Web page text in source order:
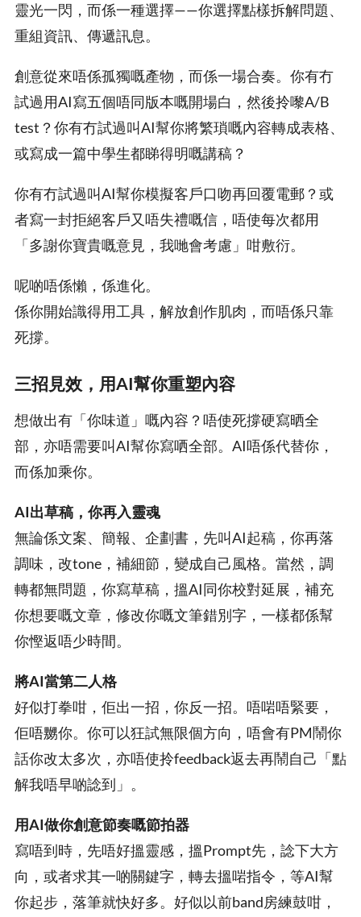
靈光一閃，而係一種選擇——你選擇點樣拆解問題、
重組資訊、傳遞訊息。
創意從來唔係孤獨嘅產物，而係一場合奏。你有冇
試過用AI寫五個唔同版本嘅開場白，然後拎嚟A/B
test？你有冇試過叫AI幫你將繁瑣嘅內容轉成表格、
或寫成一篇中學生都睇得明嘅講稿？
你有冇試過叫AI幫你模擬客戶口吻再回覆電郵？或
者寫一封拒絕客戶又唔失禮嘅信，唔使每次都用
「多謝你寶貴嘅意見，我哋會考慮」咁敷衍。
呢啲唔係懶，係進化。
係你開始識得用工具，解放創作肌肉，而唔係只靠
死撐。
三招見效，用AI幫你重塑內容
想做出有「你味道」嘅內容？唔使死撐硬寫晒全
部，亦唔需要叫AI幫你寫哂全部。AI唔係代替你，
而係加乘你。
AI出草稿，你再入靈魂
無論係文案、簡報、企劃書，先叫AI起稿，你再落
調味，改tone，補細節，變成自己風格。當然，調
轉都無問題，你寫草稿，搵AI同你校對延展，補充
你想要嘅文章，修改你嘅文筆錯別字，一樣都係幫
你慳返唔少時間。
將AI當第二人格
好似打拳咁，佢出一招，你反一招。唔啱唔緊要，
佢唔嬲你。你可以狂試無限個方向，唔會有PM鬧你
話你改太多次，亦唔使拎feedback返去再鬧自己「點
解我唔早啲諗到」。
用AI做你創意節奏嘅節拍器
寫唔到時，先唔好搵靈感，搵Prompt先，諗下大方
向，或者求其一啲關鍵字，轉去搵啱指令，等AI幫
你起步，落筆就快好多。好似以前band房練鼓咁，